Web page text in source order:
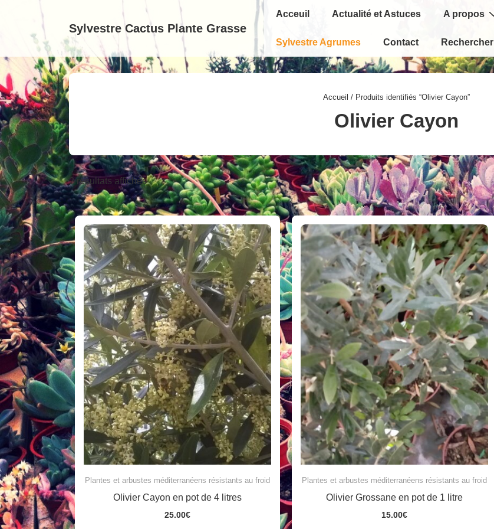
contenu
principal
Sylvestre Cactus Plante Grasse
Main
Acceuil Actualité et Astuces A propos
Sylvestre Agrumes Contact Rechercher
Accueil / Produits identifiés “Olivier Cayon”
Olivier Cayon
2 résultats affichés
Plantes et arbustes méditerranéens résistants au froid
Olivier Cayon en pot de 4 litres
25.00€
Plantes et arbustes méditerranéens résistants au froid
Olivier Grossane en pot de 1 litre
15.00€